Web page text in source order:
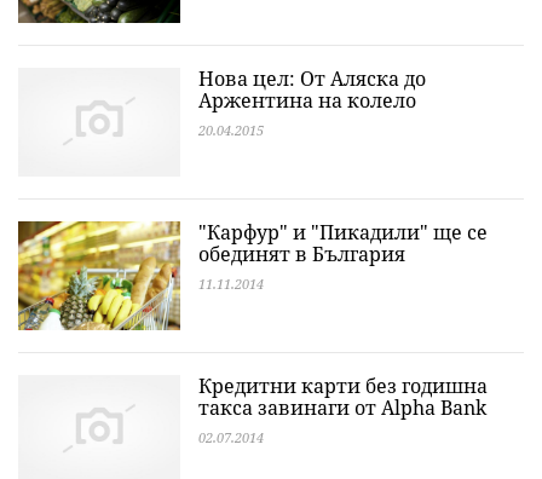
Нова цел: От Аляска до
Аржентина на колело
20.04.2015
"Карфур" и "Пикадили" ще се
обединят в България
11.11.2014
Кредитни карти без годишна
такса завинаги от Alpha Bank
02.07.2014